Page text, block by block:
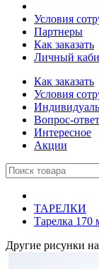
Условия
Партнеры
Как заказать
Личный
Как заказать
Условия
Вопрос-ответ
Интересное
Акции
ТАРЕЛКИ
Тарелка
Другие рисунки